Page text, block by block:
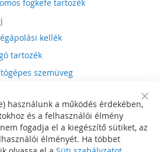
fogkefe tartozék
kellék
tartozék
szemüveg
kiegészítő
lejátszó
Bar
használunk a működés érdekében,
és a felhasználói élmény
fogadja el a kiegészítő sütiket, az
élményét. Ha többet